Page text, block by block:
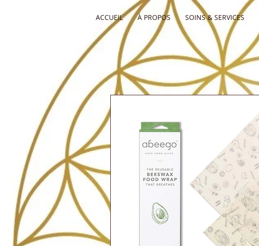
ACCUEIL À PROPOS SOINS & SERVICES